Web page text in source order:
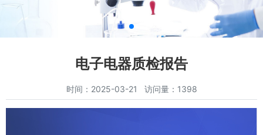
电子电器质检报告
时间：2025-03-21 访问量：1398